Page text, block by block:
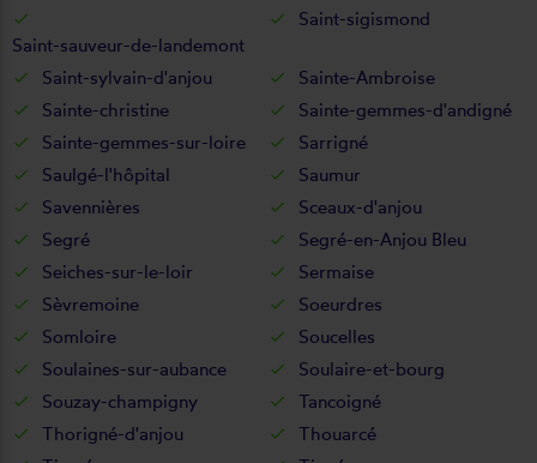
Saint-sauveur-de-landemont
Saint-sigismond
Saint-sylvain-d'anjou
Sainte-Ambroise
Sainte-christine
Sainte-gemmes-d'andigné
Sainte-gemmes-sur-loire
Sarrigné
Saulgé-l'hôpital
Saumur
Savennières
Sceaux-d'anjou
Segré
Segré-en-Anjou Bleu
Seiches-sur-le-loir
Sermaise
Sèvremoine
Soeurdres
Somloire
Soucelles
Soulaines-sur-aubance
Soulaire-et-bourg
Souzay-champigny
Tancoigné
Thorigné-d'anjou
Thouarcé